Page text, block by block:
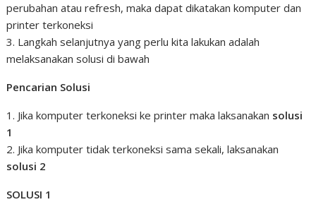
perubahan atau refresh, maka dapat dikatakan komputer dan
printer terkoneksi
3. Langkah selanjutnya yang perlu kita lakukan adalah
melaksanakan solusi di bawah
Pencarian Solusi
1. Jika komputer terkoneksi ke printer maka laksanakan solusi
1
2. Jika komputer tidak terkoneksi sama sekali, laksanakan
solusi 2
SOLUSI 1